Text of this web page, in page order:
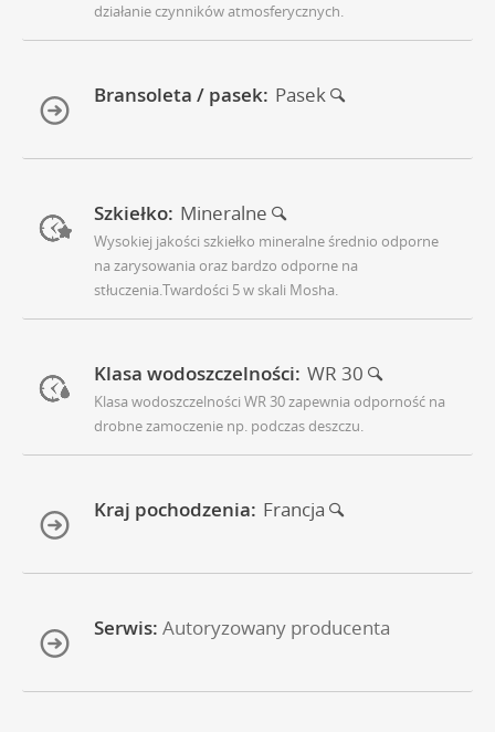
działanie czynników atmosferycznych.
Bransoleta / pasek: Pasek
Szkiełko: Mineralne
Wysokiej jakości szkiełko mineralne średnio odporne
na zarysowania oraz bardzo odporne na
stłuczenia.Twardości 5 w skali Mosha.
Klasa wodoszczelności: WR 30
Klasa wodoszczelności WR 30 zapewnia odporność na
drobne zamoczenie np. podczas deszczu.
Kraj pochodzenia: Francja
Serwis: Autoryzowany producenta